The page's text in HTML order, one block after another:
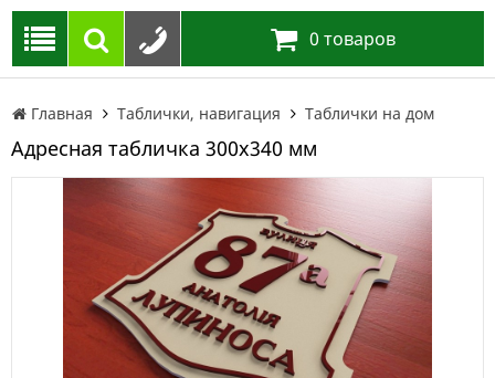
0 товаров
Главная Таблички, навигация Таблички на дом
Адресная табличка 300х340 мм